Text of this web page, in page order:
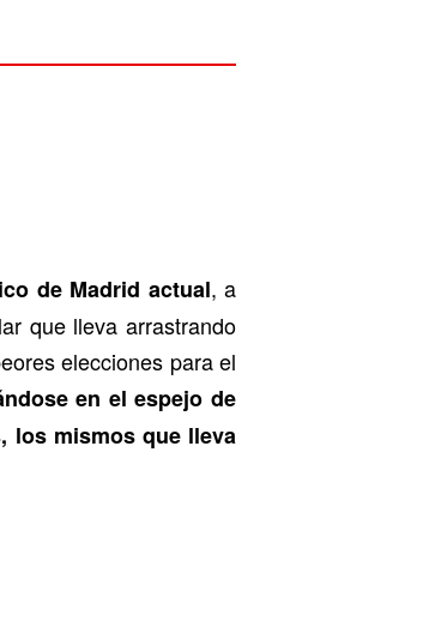
de Madrid actual, a
que lleva arrastrando
elecciones para el
en el espejo de
los mismos que lleva